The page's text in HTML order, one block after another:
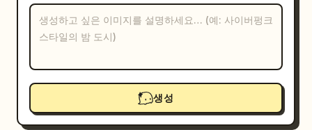
업데이트
생성